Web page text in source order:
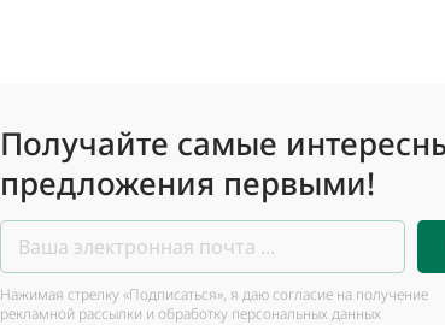
Получайте самые
предложения первыми!
Нажимая стрелку «Подписаться», я даю согласие на получение
рекламной рассылки и обработку персональных данных